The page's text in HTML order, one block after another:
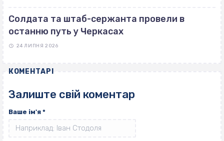
Солдата та штаб-сержанта провели в
останню путь у Черкасах
24 ЛИПНЯ 2026
КОМЕНТАРІ
Залиште свій коментар
Ваше ім'я *